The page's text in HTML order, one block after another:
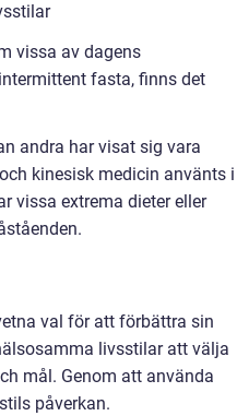
vissa av dagens
fasta, finns det
andra har visat sig vara
kinesisk medicin använts i
vissa extrema dieter eller
val för att förbättra sin
livsstilar att välja
mål. Genom att använda
påverkan.